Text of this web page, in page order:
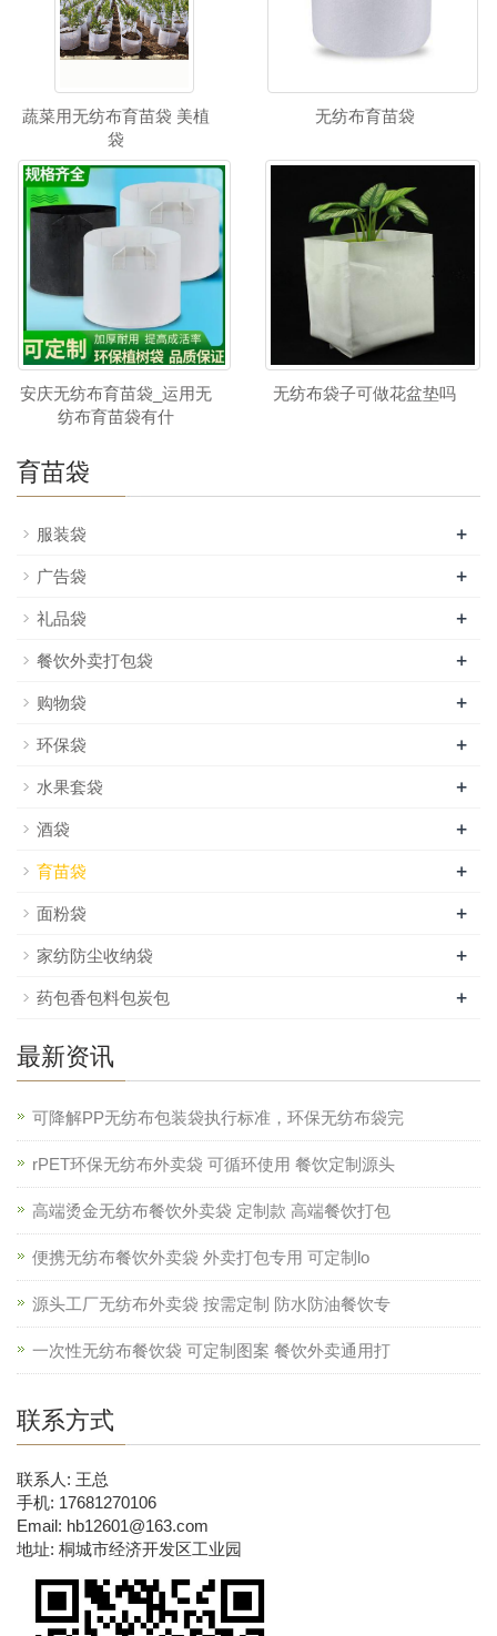
蔬菜用无纺布育苗袋 美植
袋
无纺布育苗袋
安庆无纺布育苗袋_运用无
纺布育苗袋有什
无纺布袋子可做花盆垫吗
育苗袋
服装袋 +
广告袋 +
礼品袋 +
餐饮外卖打包袋 +
购物袋 +
环保袋 +
水果套袋 +
酒袋 +
育苗袋 +
面粉袋 +
家纺防尘收纳袋 +
药包香包料包炭包 +
最新资讯
可降解PP无纺布包装袋执行标准，环保无纺布袋完
rPET环保无纺布外卖袋 可循环使用 餐饮定制源头
高端烫金无纺布餐饮外卖袋 定制款 高端餐饮打包
便携无纺布餐饮外卖袋 外卖打包专用 可定制lo
源头工厂无纺布外卖袋 按需定制 防水防油餐饮专
一次性无纺布餐饮袋 可定制图案 餐饮外卖通用打
联系方式
联系人: 王总
手机: 17681270106
Email: hb12601@163.com
地址: 桐城市经济开发区工业园